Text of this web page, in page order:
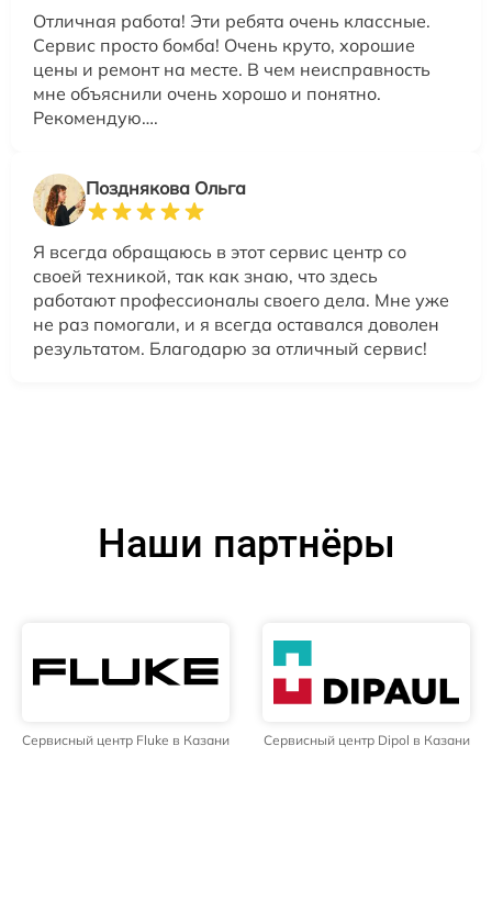
Отличная работа! Эти ребята очень классные.
Сервис просто бомба! Очень круто, хорошие
цены и ремонт на месте. В чем неисправность
мне объяснили очень хорошо и понятно.
Рекомендую….
Позднякова Ольга
Я всегда обращаюсь в этот сервис центр со
своей техникой, так как знаю, что здесь
работают профессионалы своего дела. Мне уже
не раз помогали, и я всегда оставался доволен
результатом. Благодарю за отличный сервис!
Наши партнёры
Сервисный центр Fluke в Казани Сервисный центр Dipol в Казани